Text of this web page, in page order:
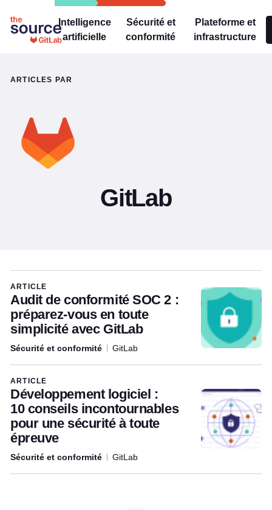
Intelligence
artificielle
Sécurité et
conformité
Plateforme et
infrastructure
ARTICLES PAR
GitLab
Articles written by this author
ARTICLE
Audit de conformité SOC 2 :
préparez-vous en toute
simplicité avec GitLab
Sécurité et conformité GitLab
ARTICLE
Développement logiciel :
10 conseils incontournables
pour une sécurité à toute
épreuve
Sécurité et conformité GitLab